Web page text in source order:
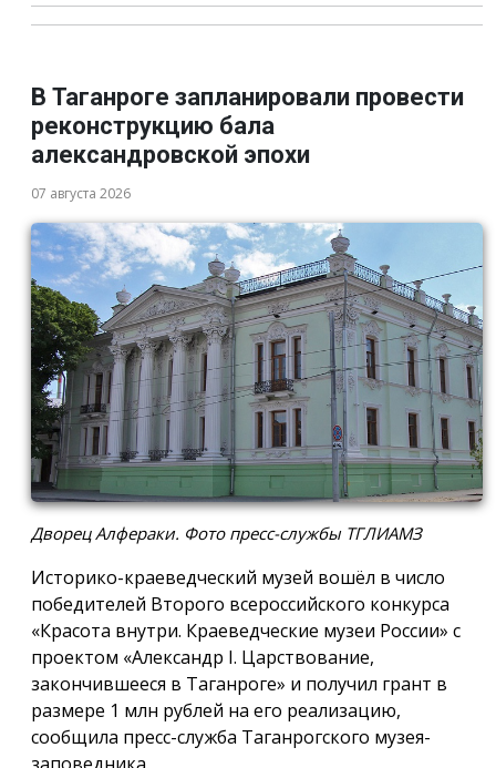
В Таганроге запланировали провести
реконструкцию бала
александровской эпохи
07 августа 2026
Дворец Алфераки. Фото пресс-службы ТГЛИАМЗ
Историко-краеведческий музей вошёл в число
победителей Второго всероссийского конкурса
«Красота внутри. Краеведческие музеи России» с
проектом «Александр I. Царствование,
закончившееся в Таганроге» и получил грант в
размере 1 млн рублей на его реализацию,
сообщила пресс-служба Таганрогского музея-
заповедника.